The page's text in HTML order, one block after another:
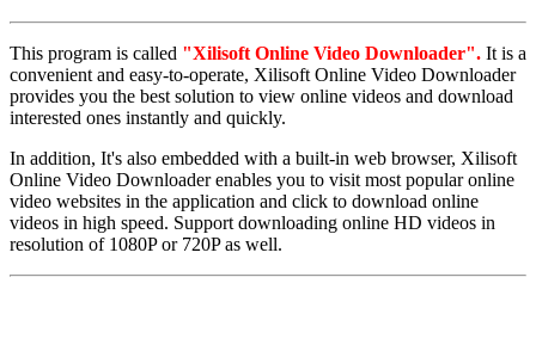
This program is called "Xilisoft Online Video Downloader". It is a
convenient and easy-to-operate, Xilisoft Online Video Downloader
provides you the best solution to view online videos and download
interested ones instantly and quickly.
In addition, It's also embedded with a built-in web browser, Xilisoft
Online Video Downloader enables you to visit most popular online
video websites in the application and click to download online
videos in high speed. Support downloading online HD videos in
resolution of 1080P or 720P as well.